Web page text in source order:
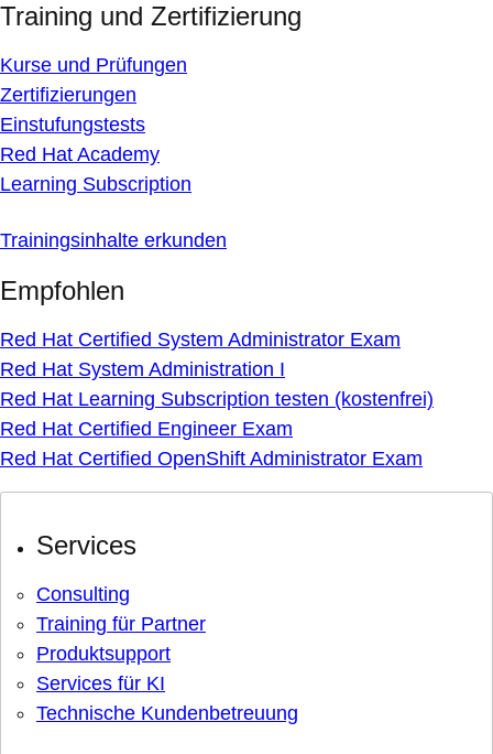
Training und Zertifizierung
Kurse und Prüfungen
Zertifizierungen
Einstufungstests
Red Hat Academy
Learning Subscription
Trainingsinhalte erkunden
Empfohlen
Red Hat Certified System Administrator Exam
Red Hat System Administration I
Red Hat Learning Subscription testen (kostenfrei)
Red Hat Certified Engineer Exam
Red Hat Certified OpenShift Administrator Exam
Services
Consulting
Training für Partner
Produktsupport
Services für KI
Technische Kundenbetreuung